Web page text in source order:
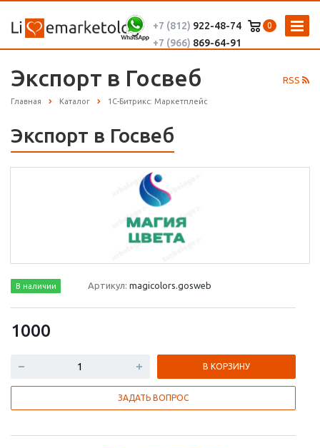
0
+7 (812) 922-48-74
+7 (966) 869-64-91
RSS
Экспорт в Госвеб
Главная Каталог 1С-Битрикс: Маркетплейс
Экспорт в Госвеб
В наличии Артикул:magicolors.gosweb
1000
В КОРЗИНУ
ЗАДАТЬ ВОПРОС